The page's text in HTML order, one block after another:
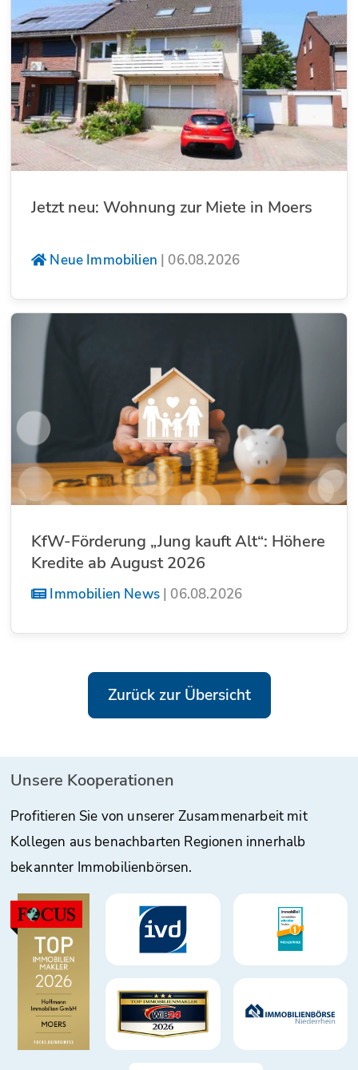
Jetzt neu: Wohnung zur Miete in Moers
Neue Immobilien | 06.08.2026
KfW-Förderung „Jung kauft Alt“: Höhere
Kredite ab August 2026
Immobilien News| 06.08.2026
Zurück zur Übersicht
Unsere Kooperationen
Profitieren Sie von unserer Zusammenarbeit mit
Kollegen aus benachbarten Regionen innerhalb
bekannter Immobilienbörsen.